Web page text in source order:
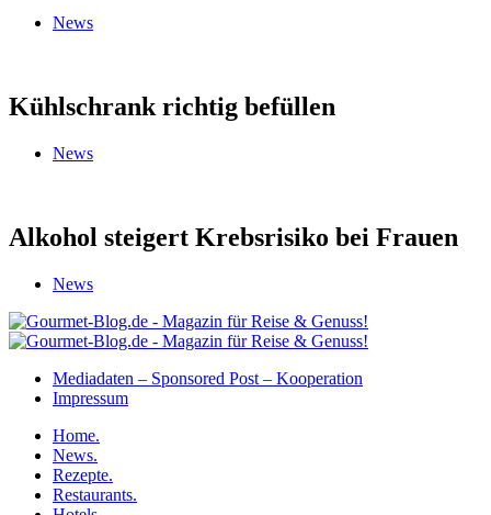
News
Kühlschrank richtig befüllen
News
Alkohol steigert Krebsrisiko bei Frauen
News
Mediadaten – Sponsored Post – Kooperation
Impressum
Home.
News.
Rezepte.
Restaurants.